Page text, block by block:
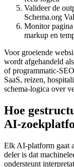
Valideer de
Schema.org
Monitor
markup en
Voor groeiende
wordt afgehandeld
of
SaaS, reizen,
schema‑logica over
Hoe
Elk AI‑platform gaat
deler is dat
ondersteunt